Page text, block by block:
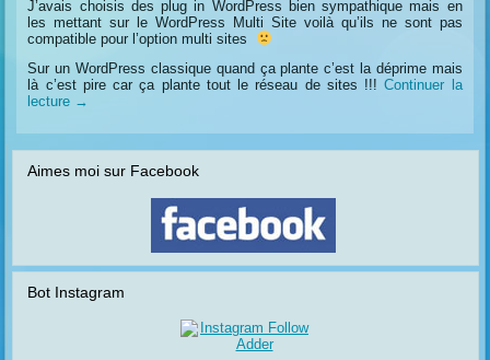
J’avais choisis des plug in WordPress bien sympathique mais en
les mettant sur le WordPress Multi Site voilà qu’ils ne sont pas
compatible pour l’option multi sites
Sur un WordPress classique quand ça plante c’est la déprime mais
là c’est pire car ça plante tout le réseau de sites !!!Continuer la
lecture →
Aimes moi sur Facebook
Bot Instagram